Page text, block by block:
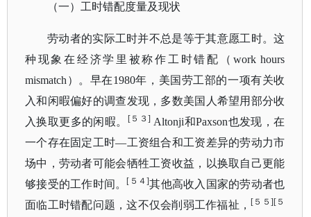
（一）工时错配度量及现状
劳动者的实际工时并不总是等于其意愿工时。这
种现象在经济学里被称作工时错配（ work hours
mismatch）。早在1980年，美国劳工部的一项有关收
入和闲暇偏好的调查发现，多数美国人希望用部分收
入换取更多的闲暇。
[５３]Altonji和Paxson也发现，在
一个存在固定工时—工资组合和工资差异的劳动力市
场中，劳动者可能会牺牲工资收益，以换取自己更能
够接受的工作时间。[５４]其他高收入国家的劳动者也
面临工时错配问题，这不仅会削弱工作福祉，[５５][５